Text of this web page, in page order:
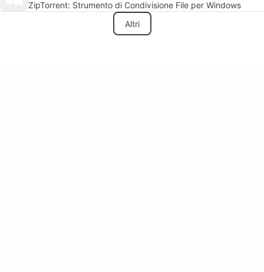
ZipTorrent: Strumento di Condivisione File per Windows
Altri